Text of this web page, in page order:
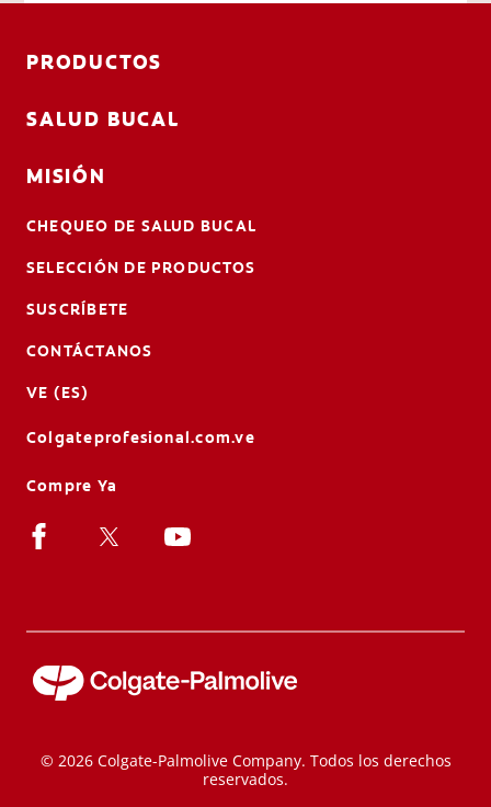
PRODUCTOS
SALUD BUCAL
MISIÓN
CHEQUEO DE SALUD BUCAL
SELECCIÓN DE PRODUCTOS
SUSCRÍBETE
CONTÁCTANOS
VE (ES)
Colgateprofesional.com.ve
Compre Ya
© 2026 Colgate-Palmolive Company. Todos los derechos
reservados.